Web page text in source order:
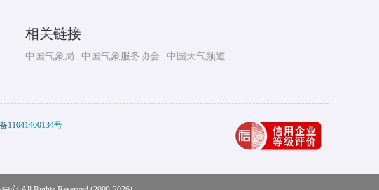
相关链接
中国气象局 中国气象服务协会 中国天气频道
11041400134号